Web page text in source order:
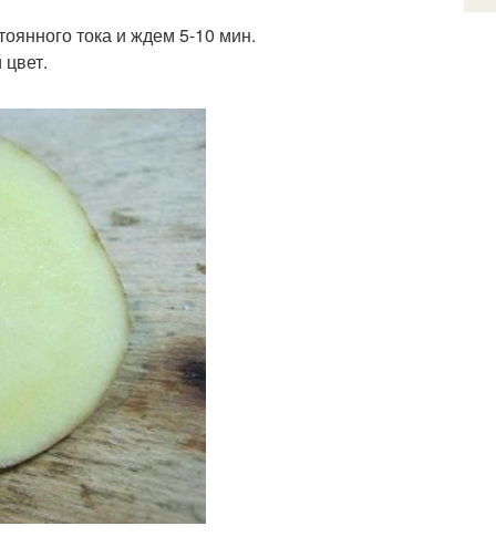
тока и ждем 5-10 мин.